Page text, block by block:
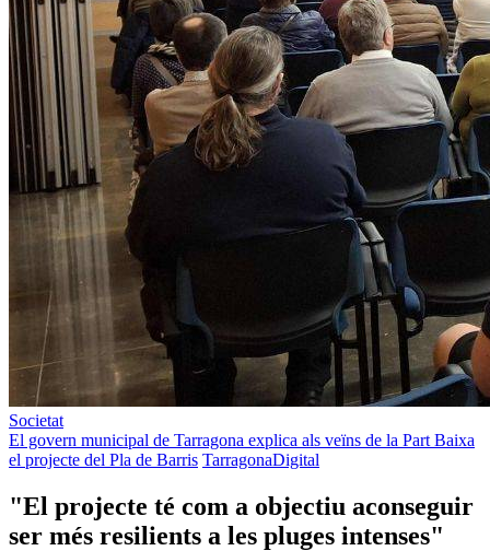
Societat
El govern municipal de Tarragona explica als veïns de la Part Baixa
el projecte del Pla de Barris TarragonaDigital
"El projecte té com a objectiu aconseguir
ser més resilients a les pluges intenses"